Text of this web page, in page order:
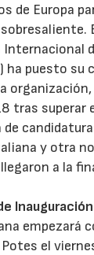
de Europa
Internacional
ha puesto su
tras superar
y otra
a la
Inauguración
empezará
el